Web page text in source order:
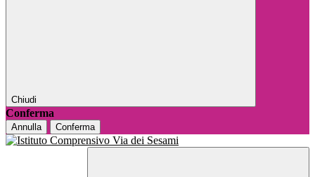
Chiudi
Conferma
Annulla Conferma